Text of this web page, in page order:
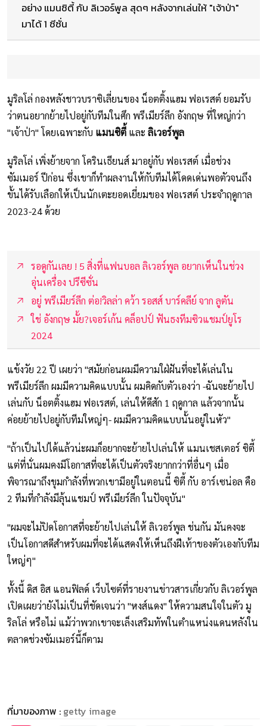
อย่าง แมนซิตี้ กับ ลิเวอร์พูล สุดๆ หลังจากเล่นให้ "เจ้าป่า"
มาได้ 1 ซีซั่น
มูริลโล่ กองหลังชาวบราซิเลี่ยนของ น็อตติ้งแฮม ฟอเรสต์ ยอมรับ
ว่าตนอยากย้ายไปอยู่กับทีมในศึก พรีเมียร์ลีก อังกฤษ ที่ใหญ่กว่า
"เจ้าป่า" โดยเฉพาะกับ แมนซิตี้ และ ลิเวอร์พูล
มูริลโล่ เพิ่งย้ายจาก โครินเธียนส์ มาอยู่กับ ฟอเรสต์ เมื่อช่วง
ซัมเมอร์ ปีก่อน ซึ่งเขาก็ทำผลงานให้กับทีมได้โดดเด่นพอตัวจนถึง
ขั้นได้รับเลือกให้เป็นนักเตะยอดเยี่ยมของ ฟอเรสต์ ประจำฤดูกาล
2023-24 ด้วย
รอดูกันเลย ! 5 สิ่งที่แฟนบอล ลิเวอร์พูล อยากเห็นในช่วง
อุ่นเครื่อง ปรีซีซั่น
อยู่ พรีเมียร์ลีก ต่อ!วิลล่า คว้า รอสส์ บาร์คลีย์ จาก ลูตัน
ใช่ อังกฤษ มั้ย?เจอร์เก้น คล็อปป์ ฟันธงทีมซิวแชมป์ยูโร
2024
แข้งวัย 22 ปี เผยว่า "สมัยก่อนผมมีความใฝ่ฝันที่จะได้เล่นใน
พรีเมียร์ลีก ผมมีความคิดแบบนั้น ผมคิดกับตัวเองว่า -ฉันจะย้ายไป
เล่นกับ น็อตติ้งแฮม ฟอเรสต์, เล่นให้ดีสัก 1 ฤดูกาล แล้วจากนั้น
ค่อยย้ายไปอยู่กับทีมใหญ่ๆ- ผมมีความคิดแบบนั้นอยู่ในหัว"
"ถ้าเป็นไปได้แล้วน่ะผมก็อยากจะย้ายไปเล่นให้ แมนเชสเตอร์ ซิตี้
แต่ที่นั่นผมคงมีโอกาสที่จะได้เป็นตัวจริงยากกว่าที่อื่นๆ เมื่อ
พิจารณาถึงขุมกำลังที่พวกเขามีอยู่ในตอนนี้ ซิตี้ กับ อาร์เซน่อล คือ
2 ทีมที่กำลังมีลุ้นแชมป์ พรีเมียร์ลีก ในปัจจุบัน"
"ผมจะไม่ปิดโอกาสที่จะย้ายไปเล่นให้ ลิเวอร์พูล ช่นกัน มันคงจะ
เป็นโอกาสดีสำหรับผมที่จะได้แสดงให้เห็นถึงฝีเท้าของตัวเองกับทีม
ใหญ่ๆ"
ทั้งนี้ ดิส อิส แอนฟิลด์ เว็บไซต์ที่รายงานข่าวสารเกี่ยวกับ ลิเวอร์พูล
เปิดเผยว่ายังไม่เป็นที่ชัดเจนว่า "หงส์แดง" ให้ความสนใจในตัว มู
ริลโล่ หรือไม่ แม้ว่าพวกเขาจะเล็งเสริมทัพในตำแหน่งแดนหลังใน
ตลาดช่วงซัมเมอร์นี้ก็ตาม
ที่มาของภาพ : getty image